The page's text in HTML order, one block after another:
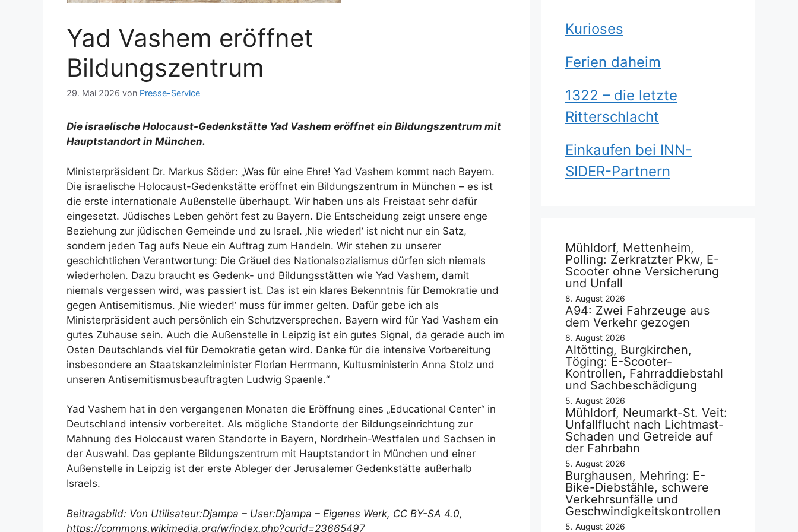
Yad Vashem eröffnet
Bildungszentrum
29. Mai 2026 von Presse-Service
Die israelische Holocaust-Gedenkstätte Yad Vashem eröffnet ein Bildungszentrum mit
Hauptstandort in München.
Ministerpräsident Dr. Markus Söder: „Was für eine Ehre! Yad Vashem kommt nach Bayern.
Die israelische Holocaust-Gedenkstätte eröffnet ein Bildungszentrum in München – es ist
die erste internationale Außenstelle überhaupt. Wir haben uns als Freistaat sehr dafür
eingesetzt. Jüdisches Leben gehört fest zu Bayern. Die Entscheidung zeigt unsere enge
Beziehung zur jüdischen Gemeinde und zu Israel. ‚Nie wieder!‘ ist nicht nur ein Satz,
sondern jeden Tag aufs Neue ein Auftrag zum Handeln. Wir stehen zu unserer
geschichtlichen Verantwortung: Die Gräuel des Nationalsozialismus dürfen sich niemals
wiederholen. Dazu braucht es Gedenk- und Bildungsstätten wie Yad Vashem, damit
niemals vergessen wird, was passiert ist. Das ist ein klares Bekenntnis für Demokratie und
gegen Antisemitismus. ‚Nie wieder!‘ muss für immer gelten. Dafür gebe ich als
Ministerpräsident auch persönlich ein Schutzversprechen. Bayern wird für Yad Vashem ein
gutes Zuhause sein. Auch die Außenstelle in Leipzig ist ein gutes Signal, da gerade auch im
Osten Deutschlands viel für Demokratie getan wird. Danke für die intensive Vorbereitung
insbesondere an Staatskanzleiminister Florian Herrmann, Kultusministerin Anna Stolz und
unseren Antisemitismusbeauftragten Ludwig Spaenle.“
Yad Vashem hat in den vergangenen Monaten die Eröffnung eines „Educational Center“ in
Deutschland intensiv vorbereitet. Als mögliche Standorte der Bildungseinrichtung zur
Mahnung des Holocaust waren Standorte in Bayern, Nordrhein-Westfalen und Sachsen in
der Auswahl. Das geplante Bildungszentrum mit Hauptstandort in München und einer
Außenstelle in Leipzig ist der erste Ableger der Jerusalemer Gedenkstätte außerhalb
Israels.
Beitragsbild: Von Utilisateur:Djampa – User:Djampa – Eigenes Werk, CC BY-SA 4.0,
https://commons.wikimedia.org/w/index.php?curid=23665497
Kurioses
Ferien daheim
1322 – die letzte
Ritterschlacht
Einkaufen bei INN-
SIDER-Partnern
Mühldorf, Mettenheim,
Polling: Zerkratzter Pkw, E-
Scooter ohne Versicherung
und Unfall
8. August 2026
A94: Zwei Fahrzeuge aus
dem Verkehr gezogen
8. August 2026
Altötting, Burgkirchen,
Töging: E-Scooter-
Kontrollen, Fahrraddiebstahl
und Sachbeschädigung
5. August 2026
Mühldorf, Neumarkt-St. Veit:
Unfallflucht nach Lichtmast-
Schaden und Getreide auf
der Fahrbahn
5. August 2026
Burghausen, Mehring: E-
Bike-Diebstähle, schwere
Verkehrsunfälle und
Geschwindigkeitskontrollen
5. August 2026